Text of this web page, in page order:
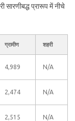
सारणीबद्ध प्रारूप में नीचे
ग्रामीण शहरी
4,989 N/A
2,474 N/A
2,515 N/A